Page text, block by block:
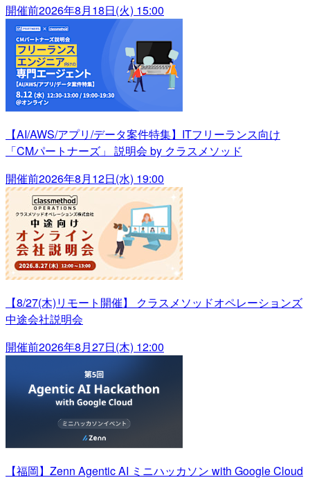
開催前2026年8月18日(火) 15:00
【AI/AWS/アプリ/データ案件特集】ITフリーランス向け
「CMパートナーズ」 説明会 by クラスメソッド
開催前2026年8月12日(水) 19:00
【8/27(木)リモート開催】 クラスメソッドオペレーションズ
中途会社説明会
開催前2026年8月27日(木) 12:00
【福岡】Zenn Agentic AI ミニハッカソン with Google Cloud